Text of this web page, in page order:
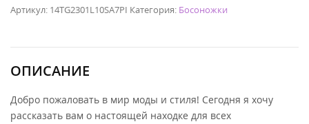
Артикул: 14TG2301L10SA7PI Категория: Босоножки
ОПИСАНИЕ
Добро пожаловать в мир моды и стиля! Сегодня я хочу
рассказать вам о настоящей находке для всех